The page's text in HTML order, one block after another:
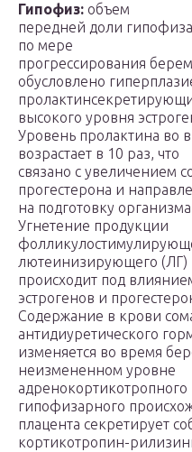
Гипофиз: объем
передней доли
по мере
прогрессирования
обусловлено
высокого уровня
Уровень пролактина во
возрастает в 10 раз, что
связано с увеличением
прогестерона и
на подготовку
Угнетение продукции
лютеинизирующего (ЛГ)
происходит под
эстрогенов и
Содержание в крови
антидиуретического
изменяется во время
неизмененном уровне
гипофизарного
плацента секретирует
кортикотропин-